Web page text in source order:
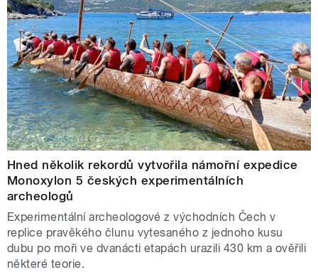
Hned několik rekordů vytvořila námořní expedice
Monoxylon 5 českých experimentálních
archeologů
Experimentální archeologové z východních Čech v
replice pravěkého člunu vytesaného z jednoho kusu
dubu po moři ve dvanácti etapách urazili 430 km a ověřili
některé teorie.